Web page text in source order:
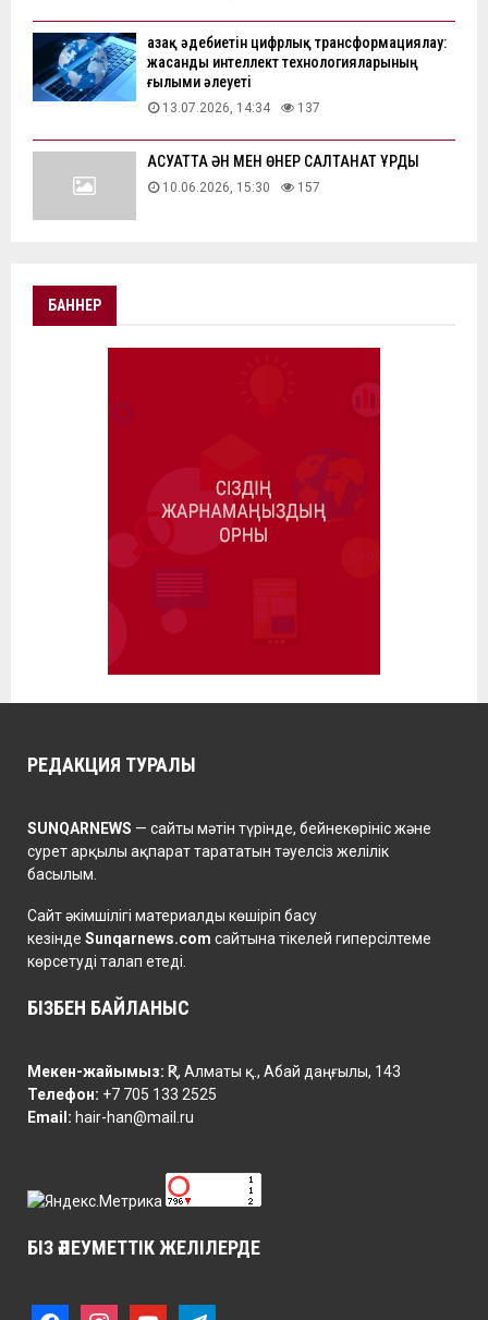
Қазақ әдебиетін цифрлық трансформациялау:
жасанды интеллект технологияларының
ғылыми әлеуеті
13.07.2026, 14:34 137
АҚСУАТТА ӘН МЕН ӨНЕР САЛТАНАТ ҚҰРДЫ
10.06.2026, 15:30 157
БАННЕР
РЕДАКЦИЯ ТУРАЛЫ
SUNQARNEWS — сайты мәтін түрінде, бейнекөрініс және
сурет арқылы ақпарат тарататын тәуелсіз желілік
басылым.
Сайт әкімшілігі материалды көшіріп басу
кезінде Sunqarnews.com сайтына тікелей гиперсілтеме
көрсетуді талап етеді.
БІЗБЕН БАЙЛАНЫС
Мекен-жайымыз: ҚР, Алматы қ., Абай даңғылы, 143
Телефон: +7 705 133 2525
Email: hair-han@mail.ru
БІЗ ӘЛЕУМЕТТІК ЖЕЛІЛЕРДЕ